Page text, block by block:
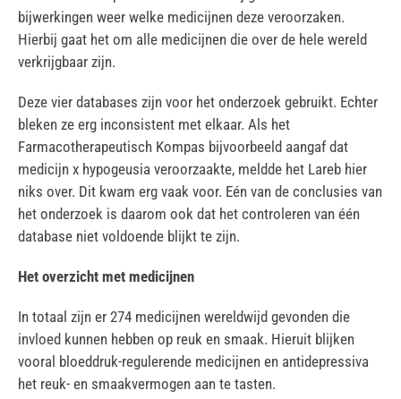
bijwerkingen weer welke medicijnen deze veroorzaken.
Hierbij gaat het om alle medicijnen die over de hele wereld
verkrijgbaar zijn.
Deze vier databases zijn voor het onderzoek gebruikt. Echter
bleken ze erg inconsistent met elkaar. Als het
Farmacotherapeutisch Kompas bijvoorbeeld aangaf dat
medicijn x hypogeusia veroorzaakte, meldde het Lareb hier
niks over. Dit kwam erg vaak voor. Eén van de conclusies van
het onderzoek is daarom ook dat het controleren van één
database niet voldoende blijkt te zijn.
Het overzicht met medicijnen
In totaal zijn er 274 medicijnen wereldwijd gevonden die
invloed kunnen hebben op reuk en smaak. Hieruit blijken
vooral bloeddruk-regulerende medicijnen en antidepressiva
het reuk- en smaakvermogen aan te tasten.